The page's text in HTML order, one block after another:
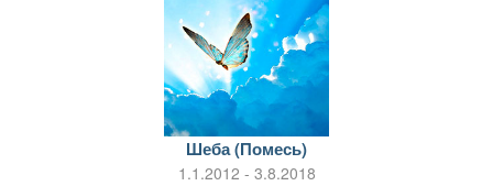
Шеба (Помесь)
1.1.2012 - 3.8.2018